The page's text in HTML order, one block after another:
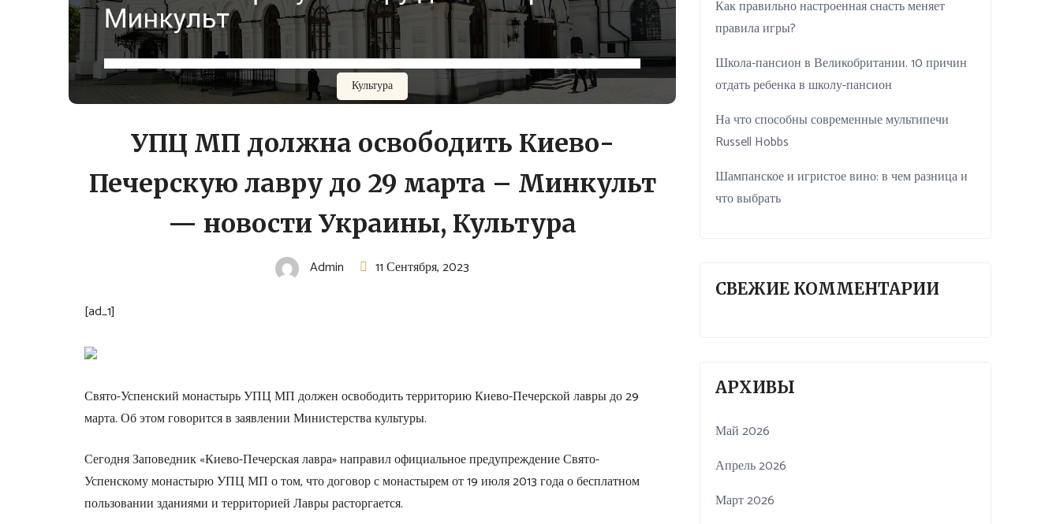
Культура
УПЦ МП должна освободить Киево-
Печерскую лавру до 29 марта – Минкульт
— новости Украины, Культура
Admin 11 Сентября, 2023
[ad_1]
Свято-Успенский монастырь УПЦ МП должен освободить территорию Киево-Печерской лавры до 29
марта. Об этом говорится в заявлении Министерства культуры.
Сегодня Заповедник «Киево-Печерская лавра» направил официальное предупреждение Свято-
Успенскому монастырю УПЦ МП о том, что договор с монастырем от 19 июля 2013 года о бесплатном
пользовании зданиями и территорией Лавры расторгается.
Как правильно настроенная снасть меняет
правила игры?
Школа-пансион в Великобритании. 10 причин
отдать ребенка в школу-пансион
На что способны современные мультипечи
Russell Hobbs
Шампанское и игристое вино: в чем разница и
что выбрать
СВЕЖИЕ КОММЕНТАРИИ
АРХИВЫ
Май 2026
Апрель 2026
Март 2026